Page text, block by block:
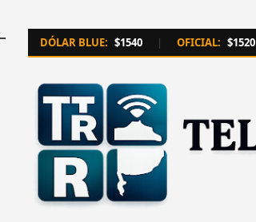
DÓLAR BLUE: $1540 | OFICIAL: $1520